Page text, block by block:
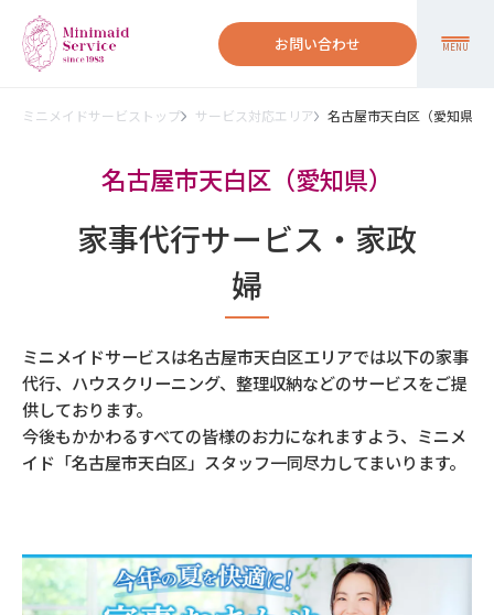
お問い合わせ MENU
ミニメイドサービストップ サービス対応エリア 名古屋市天白区（愛知県）
名古屋市天白区（愛知県）
家事代行サービス・家政
婦
ミニメイドサービスは名古屋市天白区エリアでは以下の家事
代行、ハウスクリーニング、整理収納などのサービスをご提
供しております。
今後もかかわるすべての皆様のお力になれますよう、ミニメ
イド「名古屋市天白区」スタッフ一同尽力してまいります。